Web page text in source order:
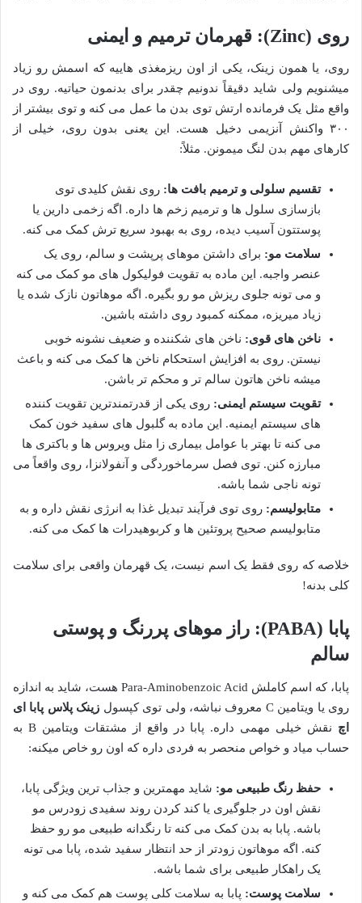
روی (Zinc): قهرمان ترمیم و ایمنی
روی، یا همون زینک، یکی از اون ریزمغذی هاییه که اسمش رو زیاد
میشنویم ولی شاید دقیقاً ندونیم چقدر برای بدنمون حیاتیه. روی در
واقع مثل یک فرمانده ارتش توی بدن ما عمل می کنه و توی بیشتر از
۳۰۰ واکنش آنزیمی دخیل هست. این یعنی بدون روی، خیلی از
کارهای مهم بدن لنگ میمونن. مثلاً:
تقسیم سلولی و ترمیم بافت ها: روی نقش کلیدی توی
بازسازی سلول ها و ترمیم زخم ها داره. اگه زخمی دارین یا
پوستتون آسیب دیده، روی به بهبود سریع ترش کمک می کنه.
سلامت مو: برای داشتن موهای پرپشت و سالم، روی یک
عنصر واجبه. این ماده به تقویت فولیکول های مو کمک می کنه
و می تونه جلوی ریزش مو رو بگیره. اگه موهاتون نازک شده یا
زیاد میریزه، ممکنه کمبود روی داشته باشین.
ناخن های قوی: ناخن های شکننده و ضعیف نشونه خوبی
نیستن. روی به افزایش استحکام ناخن ها کمک می کنه و باعث
میشه ناخن هاتون سالم تر و محکم تر باشن.
تقویت سیستم ایمنی: روی یکی از قدرتمندترین تقویت کننده
های سیستم ایمنیه. این ماده به گلبول های سفید خون کمک
می کنه تا بهتر با عوامل بیماری زا مثل ویروس ها و باکتری ها
مبارزه کنن. توی فصل سرماخوردگی و آنفولانزا، روی واقعاً می
تونه ناجی شما باشه.
متابولیسم: روی توی فرآیند تبدیل غذا به انرژی نقش داره و به
متابولیسم صحیح پروتئین ها و کربوهیدرات ها کمک می کنه.
خلاصه که روی فقط یک اسم نیست، یک قهرمان واقعی برای سلامت
کلی بدنه!
پابا (PABA): راز موهای پررنگ و پوستی
سالم
پابا، که اسم کاملش Para-Aminobenzoic Acid هست، شاید به اندازه
روی یا ویتامین C معروف نباشه، ولی توی کپسول
زینک پلاس پابا ای
اچ
نقش خیلی مهمی داره. پابا در واقع از مشتقات ویتامین B به
حساب میاد و خواص منحصر به فردی داره که اون رو خاص میکنه:
حفظ رنگ طبیعی مو: شاید مهمترین و جذاب ترین ویژگی پابا،
نقش اون در جلوگیری یا کند کردن روند سفیدی زودرس مو
باشه. پابا به بدن کمک می کنه تا رنگدانه طبیعی مو رو حفظ
کنه. اگه موهاتون زودتر از حد انتظار سفید شده، پابا می تونه
یک راهکار طبیعی برای شما باشه.
سلامت پوست: پابا به سلامت کلی پوست هم کمک می کنه و